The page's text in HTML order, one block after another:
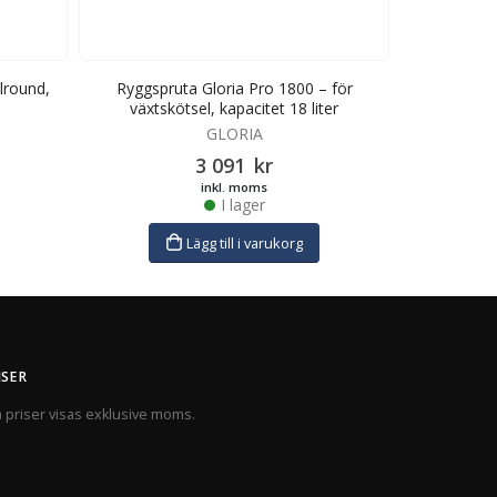
Ryggspruta Gloria Pro 1800 – för
växtskötsel, kapacitet 18 liter
GLORIA
3 091 kr
inkl. moms
I lager
Lägg till i varukorg
priser visas exklusive moms.